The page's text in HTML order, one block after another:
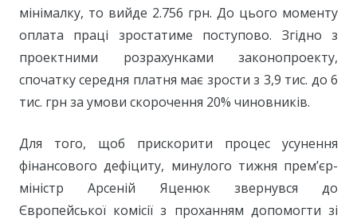
мінімалку, то вийде 2.756 грн. До цього моменту
оплата праці зростатиме поступово. Згідно з
проектними розрахунками законопроекту,
спочатку середня платня має зрости з 3,9 тис. до 6
тис. грн за умови скорочення 20% чиновників.
Для того, щоб прискорити процес усунення
фінансового дефіциту, минулого тижня прем’єр-
міністр Арсеній Яценюк звернувся до
Європейської комісії з проханням допомогти зі